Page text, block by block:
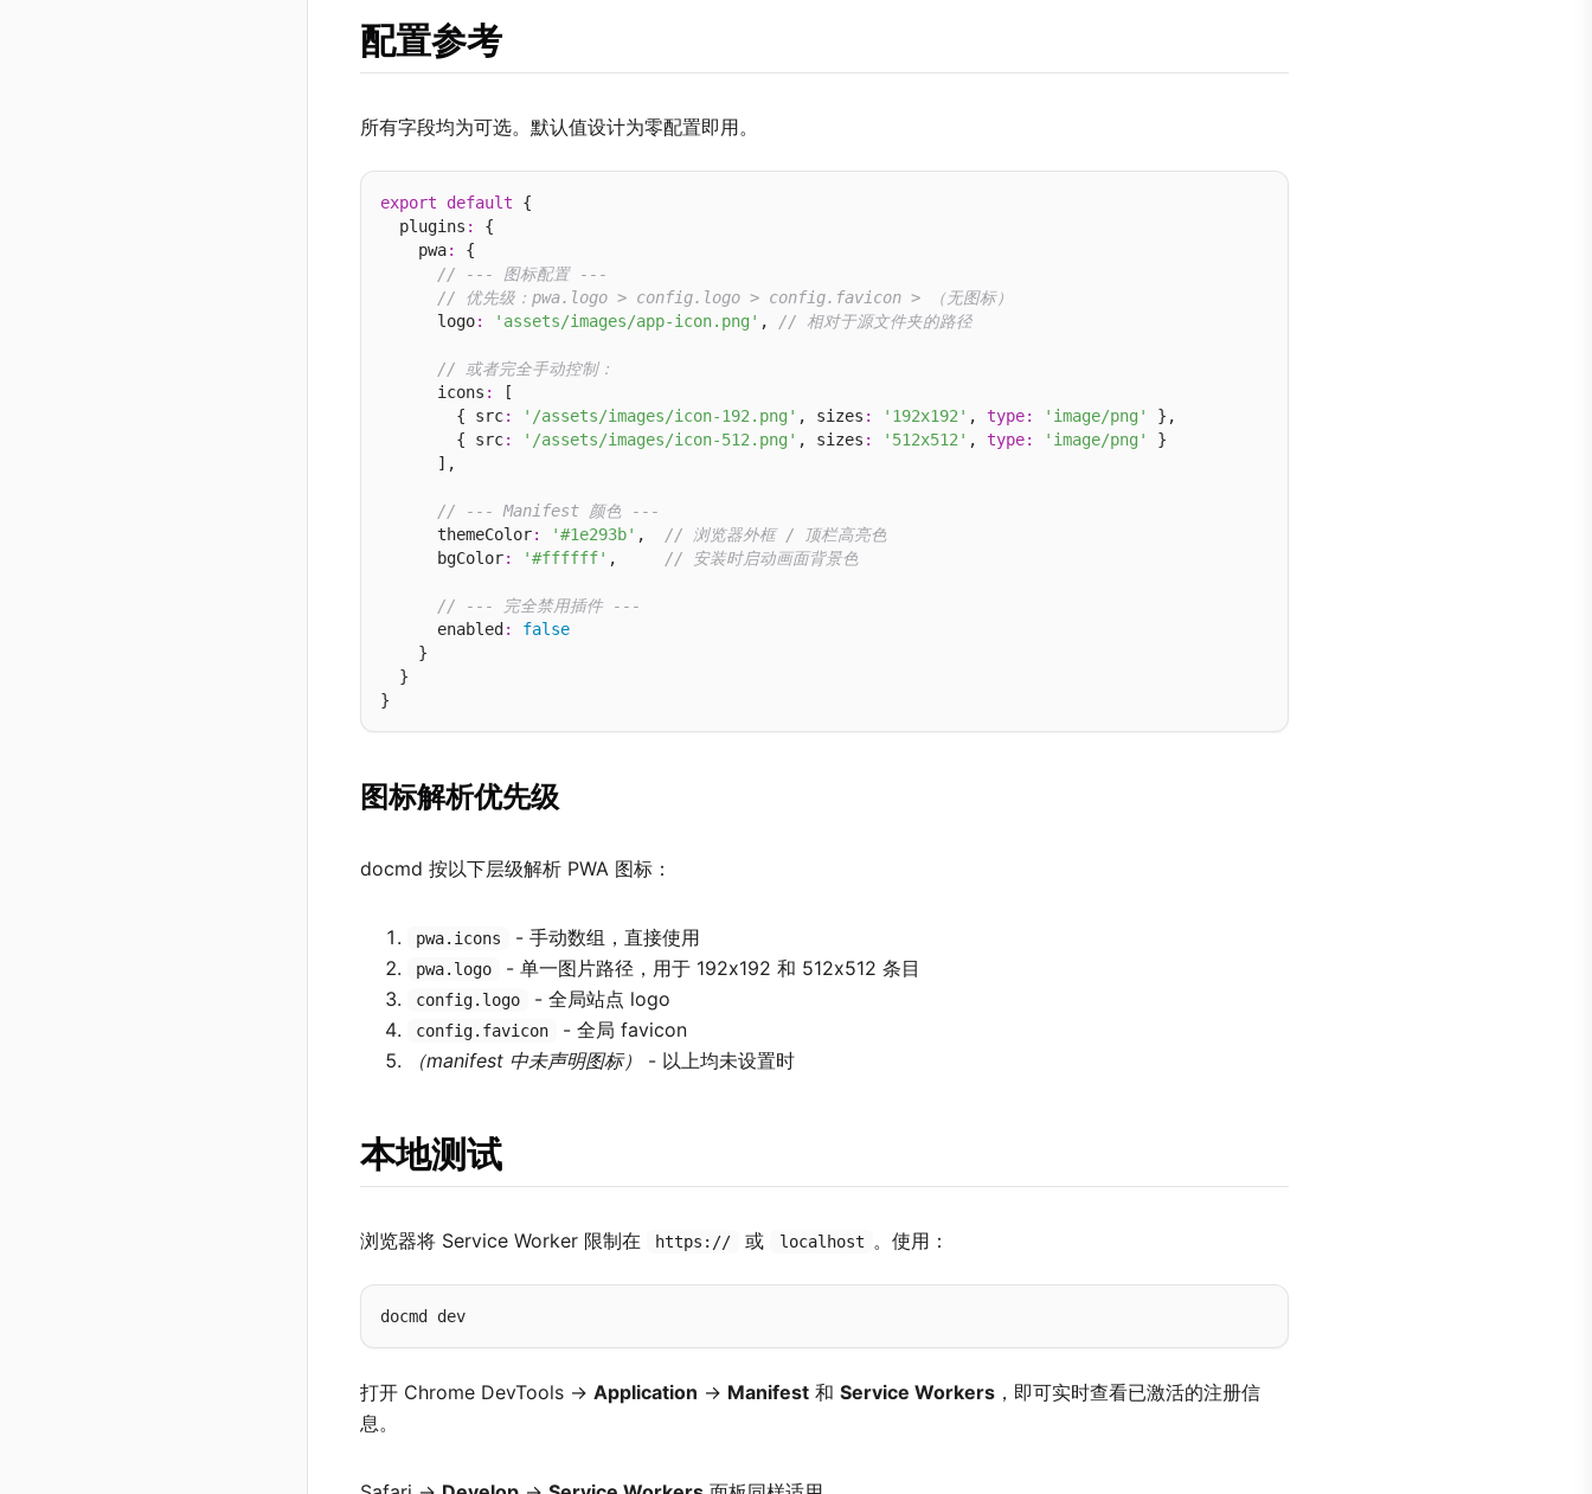
配置参考
所有字段均为可选。默认值设计为零配置即用。
export default {
  plugins
:
{
    pwa
:
{
// --- 图标配置 ---
// 优先级：pwa.logo > config.logo > config.favicon > （无图标）
      logo
: 'assets/images/app-icon.png' , // 相对于源文件夹的路径
// 或者完全手动控制：
      icons
:
[
        { src
: '/assets/images/icon-192.png' , sizes : '192x192' , type: 'image/png'
},
        { src
: '/assets/images/icon-512.png' , sizes : '512x512' , type: 'image/png'
}
      ],
// --- Manifest 颜色 ---
      themeColor
: '#1e293b' ,
// 浏览器外框 / 顶栏高亮色
      bgColor
: '#ffffff' , // 安装时启动画面背景色
// --- 完全禁用插件 ---
      enabled
:
false
    }
  }
图标解析优先级
docmd 按以下层级解析 PWA 图标：
pwa.icons - 手动数组，直接使用
pwa.logo - 单一图片路径，用于 192x192 和 512x512 条目
config.logo - 全局站点 logo
config.favicon
- 全局 favicon
（manifest 中未声明图标）
- 以上均未设置时
本地测试
浏览器将 Service Worker 限制在 https:// 或 localhost 。使用：
打开 Chrome DevTools → Application → Manifest 和 Service Workers ，即可实时查看已激活的注册信
息。